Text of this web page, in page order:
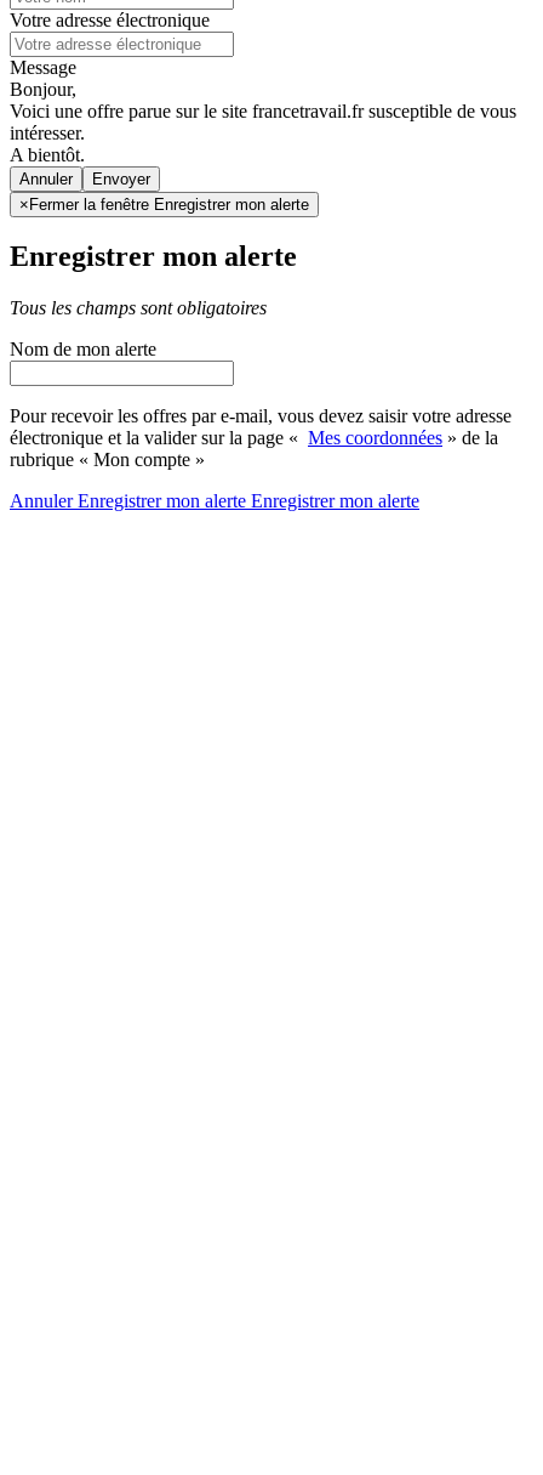
Votre adresse électronique
Message
Bonjour,
Voici une offre parue sur le site francetravail.fr susceptible de vous
intéresser.
A bientôt.
Annuler
×Fermer la fenêtre Enregistrer mon alerte
Enregistrer mon alerte
Tous les champs sont obligatoires
Nom de mon alerte
Pour recevoir les offres par e-mail, vous devez saisir votre adresse
électronique et la valider sur la page « Mes coordonnées » de la
rubrique « Mon compte »
AnnulerEnregistrer mon alerte Enregistrermon alerte